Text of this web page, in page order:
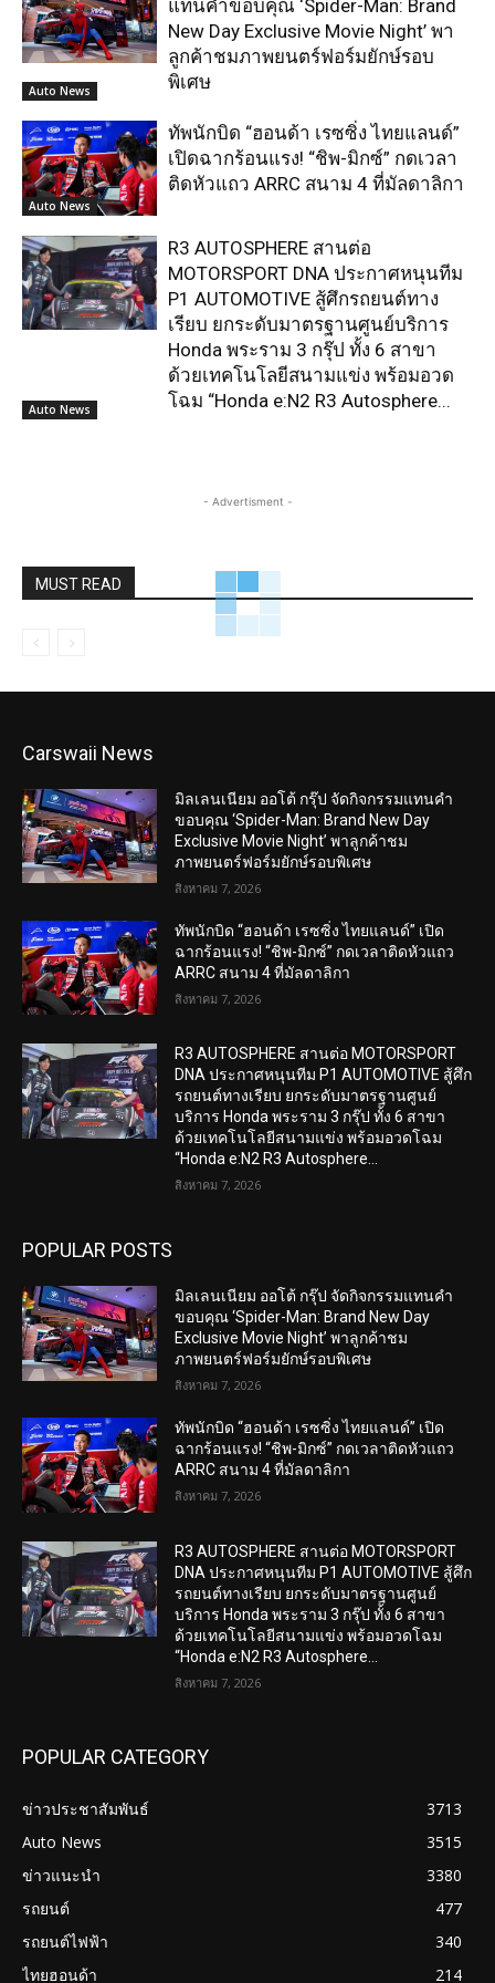
Auto News
แทนคำขอบคุณ ‘Spider-Man: Brand
New Day Exclusive Movie Night’ พา
ลูกค้าชมภาพยนตร์ฟอร์มยักษ์รอบ
พิเศษ
Auto News
ทัพนักบิด “ฮอนด้า เรซซิ่ง ไทยแลนด์”
เปิดฉากร้อนแรง! “ชิพ-มิกซ์” กดเวลา
ติดหัวแถว ARRC สนาม 4 ที่มัลดาลิกา
Auto News
R3 AUTOSPHERE สานต่อ
MOTORSPORT DNA ประกาศหนุนทีม
P1 AUTOMOTIVE สู้ศึกรถยนต์ทาง
เรียบ ยกระดับมาตรฐานศูนย์บริการ
Honda พระราม 3 กรุ๊ป ทั้ง 6 สาขา
ด้วยเทคโนโลยีสนามแข่ง พร้อมอวด
โฉม “Honda e:N2 R3 Autosphere...
- Advertisment -
MUST READ
Carswaii News
มิลเลนเนียม ออโต้ กรุ๊ป จัดกิจกรรมแทนคำ
ขอบคุณ ‘Spider-Man: Brand New Day
Exclusive Movie Night’ พาลูกค้าชม
ภาพยนตร์ฟอร์มยักษ์รอบพิเศษ
สิงหาคม 7, 2026
ทัพนักบิด “ฮอนด้า เรซซิ่ง ไทยแลนด์” เปิด
ฉากร้อนแรง! “ชิพ-มิกซ์” กดเวลาติดหัวแถว
ARRC สนาม 4 ที่มัลดาลิกา
สิงหาคม 7, 2026
R3 AUTOSPHERE สานต่อ MOTORSPORT
DNA ประกาศหนุนทีม P1 AUTOMOTIVE สู้ศึก
รถยนต์ทางเรียบ ยกระดับมาตรฐานศูนย์
บริการ Honda พระราม 3 กรุ๊ป ทั้ง 6 สาขา
ด้วยเทคโนโลยีสนามแข่ง พร้อมอวดโฉม
“Honda e:N2 R3 Autosphere...
สิงหาคม 7, 2026
POPULAR POSTS
มิลเลนเนียม ออโต้ กรุ๊ป จัดกิจกรรมแทนคำ
ขอบคุณ ‘Spider-Man: Brand New Day
Exclusive Movie Night’ พาลูกค้าชม
ภาพยนตร์ฟอร์มยักษ์รอบพิเศษ
สิงหาคม 7, 2026
ทัพนักบิด “ฮอนด้า เรซซิ่ง ไทยแลนด์” เปิด
ฉากร้อนแรง! “ชิพ-มิกซ์” กดเวลาติดหัวแถว
ARRC สนาม 4 ที่มัลดาลิกา
สิงหาคม 7, 2026
R3 AUTOSPHERE สานต่อ MOTORSPORT
DNA ประกาศหนุนทีม P1 AUTOMOTIVE สู้ศึก
รถยนต์ทางเรียบ ยกระดับมาตรฐานศูนย์
บริการ Honda พระราม 3 กรุ๊ป ทั้ง 6 สาขา
ด้วยเทคโนโลยีสนามแข่ง พร้อมอวดโฉม
“Honda e:N2 R3 Autosphere...
สิงหาคม 7, 2026
POPULAR CATEGORY
ข่าวประชาสัมพันธ์
3713
Auto News
3515
ข่าวแนะนำ
3380
รถยนต์
477
รถยนต์ไฟฟ้า
340
ไทยฮอนด้า
214